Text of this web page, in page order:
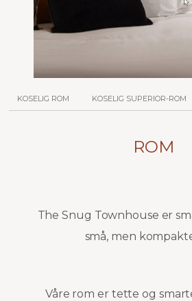
KOSELIG ROM KOSELIG SUPERIOR-ROM
ROM
The Snug Townhouse er
små, men
Våre rom er tette og